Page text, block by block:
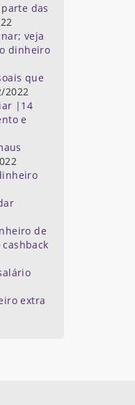
das
veja
dinheiro
que
2022
|14
e
de
extra